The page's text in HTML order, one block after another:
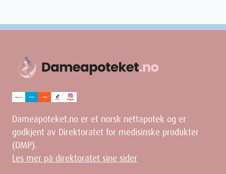
Dameapoteket.no er et norsk nettapotek og er
godkjent av Direktoratet for medisinske produkter
(DMP).
Les mer på direktoratet sine sider